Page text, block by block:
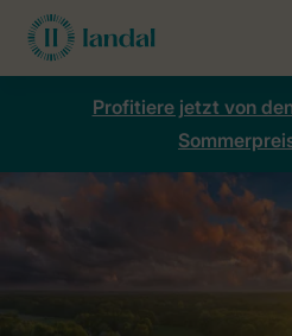
Profitiere jetzt von